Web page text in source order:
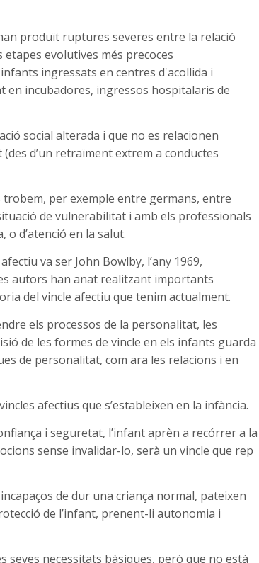
produït ruptures severes entre la relació
etapes evolutives més precoces
ingressats en centres d'acollida i
incubadores, ingressos hospitalaris de
social alterada i que no es relacionen
d’un retraïment extrem a conductes
per exemple entre germans, entre
de vulnerabilitat i amb els professionals
o d’atenció en la salut.
afectiu va ser John Bowlby, l’any 1969,
autors han anat realitzant importants
del vincle afectiu que tenim actualment.
els processos de la personalitat, les
de les formes de vincle en els infants guarda
de personalitat, com ara les relacions i en
afectius que s’estableixen en la infància.
i seguretat, l’infant aprèn a recórrer a la
sense invalidar-lo, serà un vincle que rep
de dur una criança normal, pateixen
de l’infant, prenent-li autonomia i
seves necessitats bàsiques, però que no està